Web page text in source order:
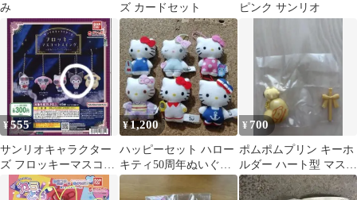
み
ズ カードセット
ピンク サンリオ
¥555
サンリオキャラクター
ズ フロッキーマスコッ
トスイング クロミ
¥1,200
ハッピーセット ハロー
キティ50周年ぬいぐる
みマスコット 6点セッ
¥ 700
ポムポムプリン キーホ
ルダー ハート型 マスコ
ット